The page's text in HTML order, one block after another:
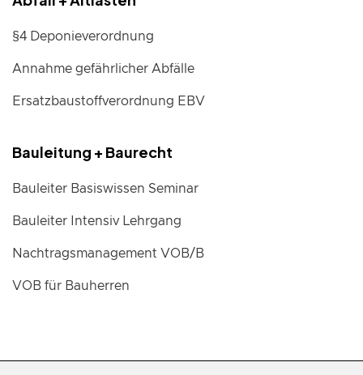
§4 Deponieverordnung
Annahme gefährlicher Abfälle
Ersatzbaustoffverordnung EBV
Bauleitung + Baurecht
Bauleiter Basiswissen Seminar
Bauleiter Intensiv Lehrgang
Nachtragsmanagement VOB/B
VOB für Bauherren